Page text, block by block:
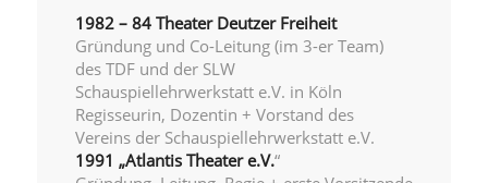
1982 – 84 Theater Deutzer Freiheit
Gründung und Co-Leitung (im 3-er Team)
des TDF und der SLW
Schauspiellehrwerkstatt e.V. in Köln
Regisseurin, Dozentin + Vorstand des
Vereins der Schauspiellehrwerkstatt e.V.
1991 „Atlantis Theater e.V.“